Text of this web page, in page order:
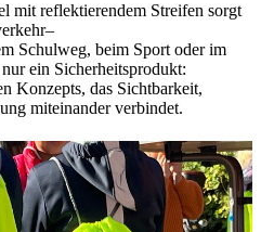
mit reflektierendem Streifen sorgt
Schulweg, beim Sport oder im
ein Sicherheitsprodukt:
Konzepts, das Sichtbarkeit,
miteinander verbindet.